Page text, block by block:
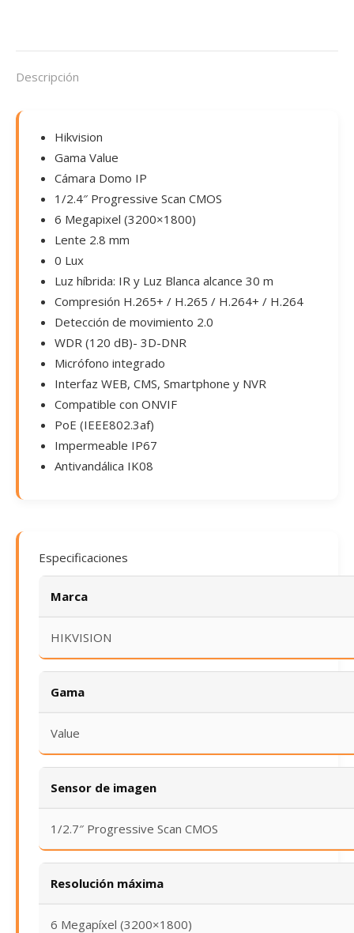
Descripción
Hikvision
Gama Value
Cámara Domo IP
1/2.4″ Progressive Scan CMOS
6 Megapixel (3200×1800)
Lente 2.8 mm
0 Lux
Luz híbrida: IR y Luz Blanca alcance 30 m
Compresión H.265+ / H.265 / H.264+ / H.264
Detección de movimiento 2.0
WDR (120 dB)- 3D-DNR
Micrófono integrado
Interfaz WEB, CMS, Smartphone y NVR
Compatible con ONVIF
PoE (IEEE802.3af)
Impermeable IP67
Antivandálica IK08
Especificaciones
Marca
HIKVISION
Gama
Value
Sensor de imagen
1/2.7″ Progressive Scan CMOS
Resolución máxima
6 Megapíxel (3200×1800)